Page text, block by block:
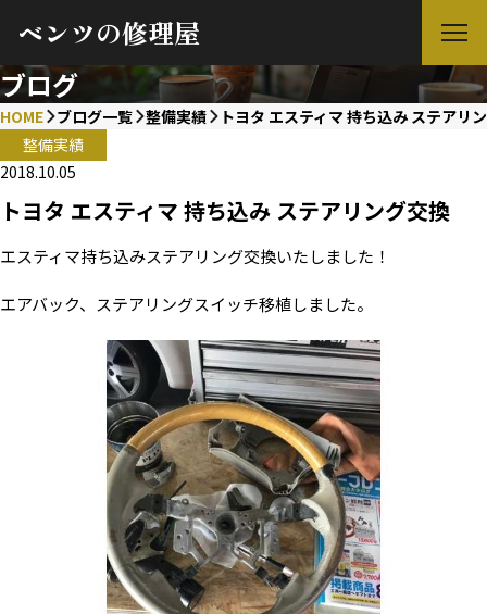
ベンツの修理屋
ブログ
HOME ブログ一覧 整備実績
トヨタ エスティマ 持ち込み ステアリ
整備実績
2018.10.05
トヨタ エスティマ 持ち込み ステアリング交換
エスティマ持ち込みステアリング交換いたしました！
エアバック、ステアリングスイッチ移植しました。